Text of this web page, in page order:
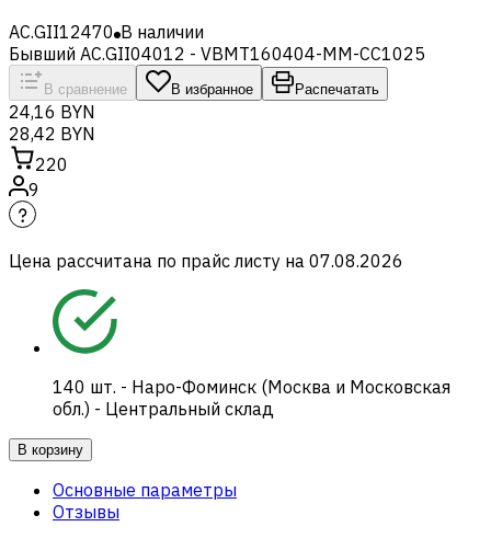
AC.GII12470 В наличии
Бывший AC.GII04012 - VBMT160404-MM-CC1025
В сравнение В избранное Распечатать
24,16 BYN
28,42 BYN
220
9
Цена рассчитана по прайс листу на 07.08.2026
140 шт. - Наро-Фоминск (Москва и Московская
обл.) - Центральный склад
В корзину
Основные параметры
Отзывы